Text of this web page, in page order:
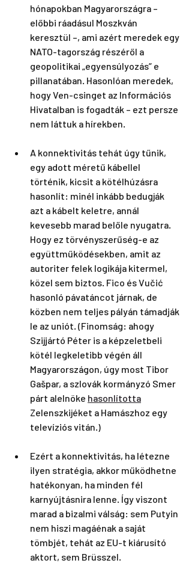
hónapokban Magyarországra –
előbbi ráadásul Moszkván
keresztül –, ami azért meredek egy
NATO-tagország részéről a
geopolitikai „egyensúlyozás” e
pillanatában. Hasonlóan meredek,
hogy Ven-csinget az Információs
Hivatalban is fogadták – ezt persze
nem láttuk a hírekben.
A konnektivitás tehát úgy tűnik,
egy adott méretű kábellel
történik, kicsit a kötélhúzásra
hasonlít: minél inkább bedugják
azt a kábelt keletre, annál
kevesebb marad belőle nyugatra.
Hogy ez törvényszerűség-e az
együttműködésekben, amit az
autoriter felek logikája kitermel,
közel sem biztos. Fico és Vučić
hasonló pávatáncot járnak, de
közben nem teljes pályán támadják
le az uniót. (Finomság: ahogy
Szijjártó Péter is a képzeletbeli
kötél legkeletibb végén áll
Magyarországon, úgy most Tibor
Gašpar, a szlovák kormányzó Smer
párt alelnöke hasonlította
Zelenszkijéket a Hamászhoz egy
televíziós vitán.)
Ezért a konnektivitás, ha létezne
ilyen stratégia, akkor működhetne
hatékonyan, ha minden fél
karnyújtásnira lenne. Így viszont
marad a bizalmi válság: sem Putyin
nem hiszi magáénak a saját
tömbjét, tehát az EU-t kiárusító
aktort, sem Brüsszel.